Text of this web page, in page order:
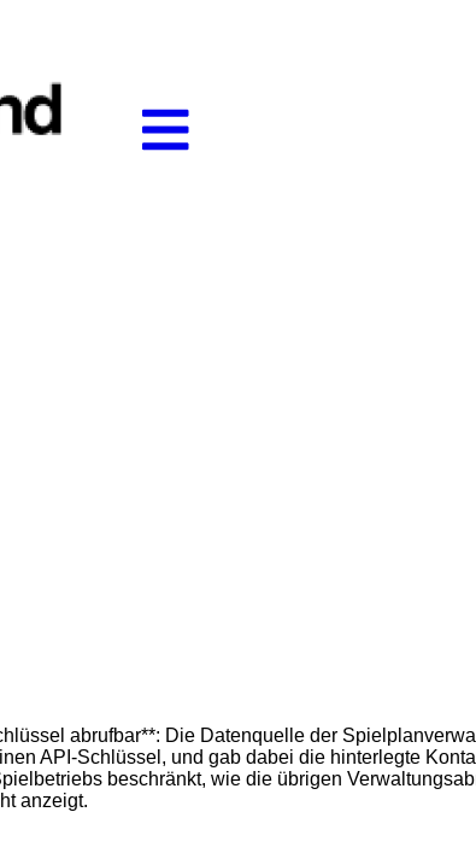
abrufbar**: Die Datenquelle der
API-Schlüssel, und gab dabei die hinterlegte
beschränkt, wie die übrigen
anzeigt.